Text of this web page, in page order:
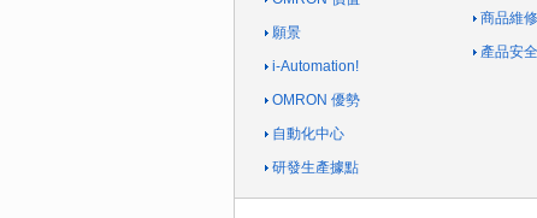
願景
i-Automation!
OMRON 優勢
自動化中心
研發生產據點
商品維修
產品安